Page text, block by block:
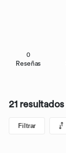
0
Reseñas
21 resultados
Filtrar